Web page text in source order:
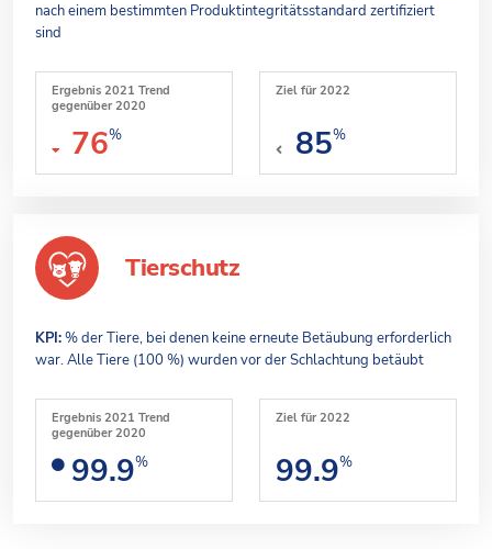
nach einem bestimmten Produktintegritätsstandard zertifiziert
sind
Ergebnis 2021 Trend
gegenüber 2020
76%
Ziel für 2022
85%
Tierschutz
KPI:% der Tiere, bei denen keine erneute Betäubung erforderlich
war. Alle Tiere (100 %) wurden vor der Schlachtung betäubt
Ergebnis 2021 Trend
gegenüber 2020
99.9%
Ziel für 2022
99.9%